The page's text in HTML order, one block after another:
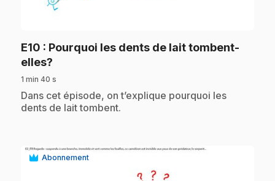
play_circle
E10 : Pourquoi les dents de lait tombent-
elles?
1 min 40 s
.Dans cet épisode, on t’explique pourquoi les
dents de lait tombent.
Abonnement